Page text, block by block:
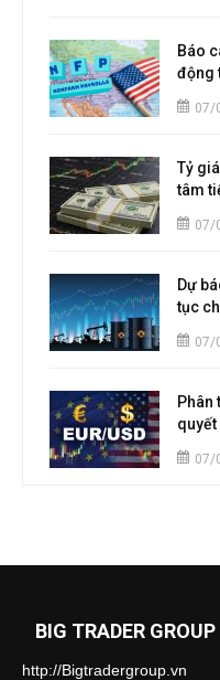
Báo
động
07/
Tỷ
tâm
07/
Dự
tục
07/
Phân
07/
BIG TRADER GROUP
http://Bigtradergroup.vn